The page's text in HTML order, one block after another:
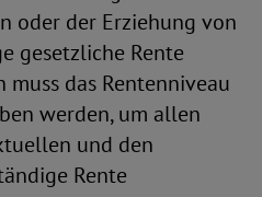
oder der Erziehung von
gesetzliche Rente
muss das Rentenniveau
werden, um allen
und den
Rente